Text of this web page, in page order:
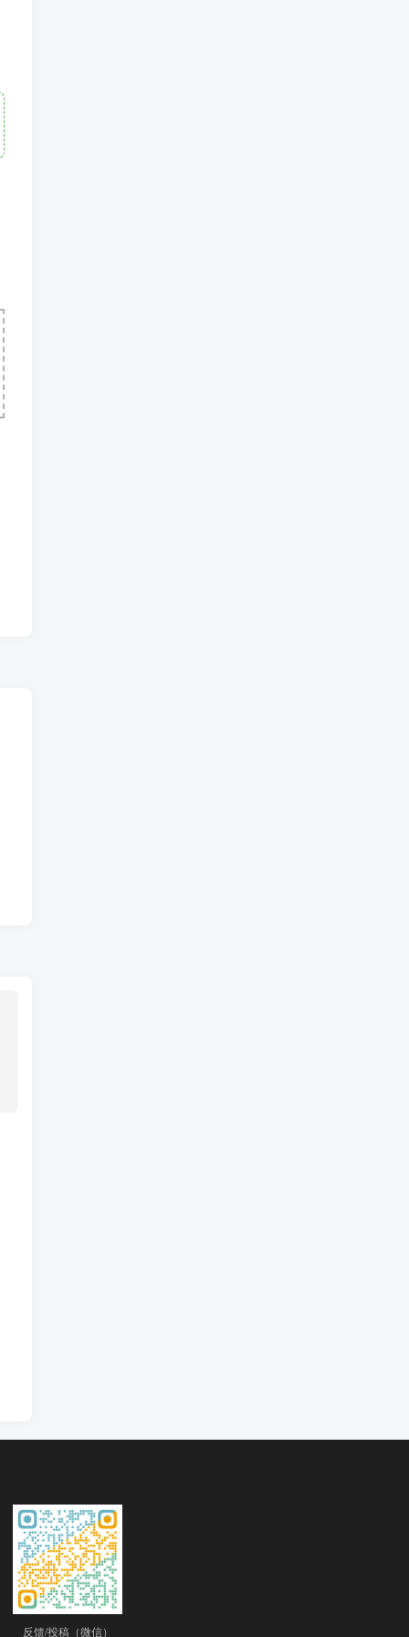
反馈/投稿（微信）